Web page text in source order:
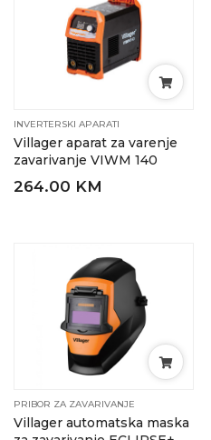
INVERTERSKI APARATI
Villager aparat za varenje
zavarivanje VIWM 140
264.00 KM
PRIBOR ZA ZAVARIVANJE
Villager automatska maska